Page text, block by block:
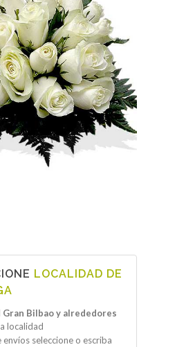
LOCALIDAD DE
Gran Bilbao y alrededores
localidad
envíos seleccione o escriba